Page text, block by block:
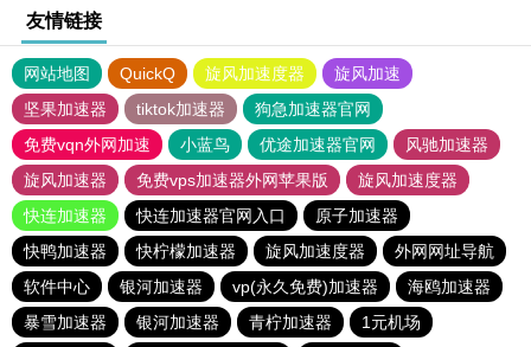
友情链接
网站地图 QuickQ 旋风加速度器
旋风加速
坚果加速器
tiktok加速器
狗急加速器官网
免费vqn外网加速
小蓝鸟 优途加速器官网
风驰加速器
旋风加速器
免费vps加速器外网苹果版
旋风加速度器
快连加速器
快连加速器官网入口
原子加速器
快鸭加速器
快柠檬加速器 旋风加速度器
外网网址导航
软件中心
银河加速器 vp(永久免费)加速器
海鸥加速器
暴雪加速器
银河加速器 青柠加速器
1元机场